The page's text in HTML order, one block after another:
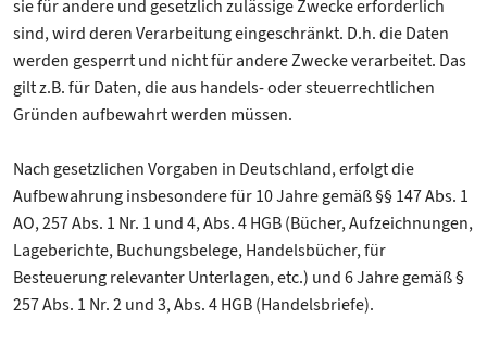
sie für andere und gesetzlich zulässige Zwecke erforderlich
sind, wird deren Verarbeitung eingeschränkt. D.h. die Daten
werden gesperrt und nicht für andere Zwecke verarbeitet. Das
gilt z.B. für Daten, die aus handels- oder steuerrechtlichen
Gründen aufbewahrt werden müssen.
Nach gesetzlichen Vorgaben in Deutschland, erfolgt die
Aufbewahrung insbesondere für 10 Jahre gemäß §§ 147 Abs. 1
AO, 257 Abs. 1 Nr. 1 und 4, Abs. 4 HGB (Bücher, Aufzeichnungen,
Lageberichte, Buchungsbelege, Handelsbücher, für
Besteuerung relevanter Unterlagen, etc.) und 6 Jahre gemäß §
257 Abs. 1 Nr. 2 und 3, Abs. 4 HGB (Handelsbriefe).